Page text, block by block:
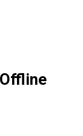
Offline